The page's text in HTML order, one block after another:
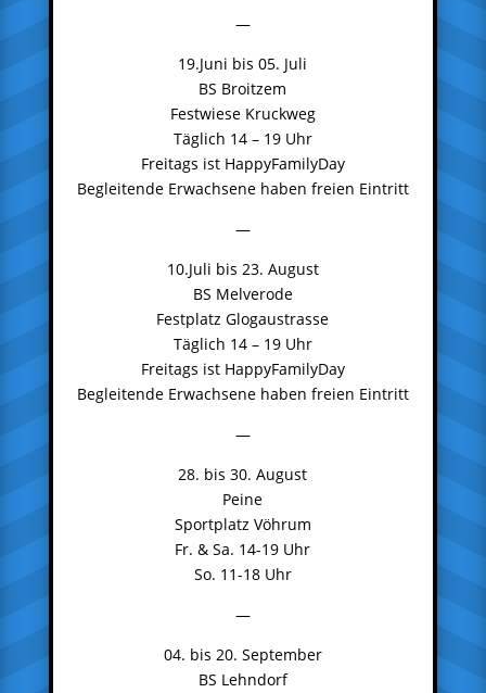
—
19.Juni bis 05. Juli
BS Broitzem
Festwiese Kruckweg
Täglich 14 – 19 Uhr
Freitags ist HappyFamilyDay
Begleitende Erwachsene haben freien Eintritt
—
10.Juli bis 23. August
BS Melverode
Festplatz Glogaustrasse
Täglich 14 – 19 Uhr
Freitags ist HappyFamilyDay
Begleitende Erwachsene haben freien Eintritt
—
28. bis 30. August
Peine
Sportplatz Vöhrum
Fr. & Sa. 14-19 Uhr
So. 11-18 Uhr
—
04. bis 20. September
BS Lehndorf